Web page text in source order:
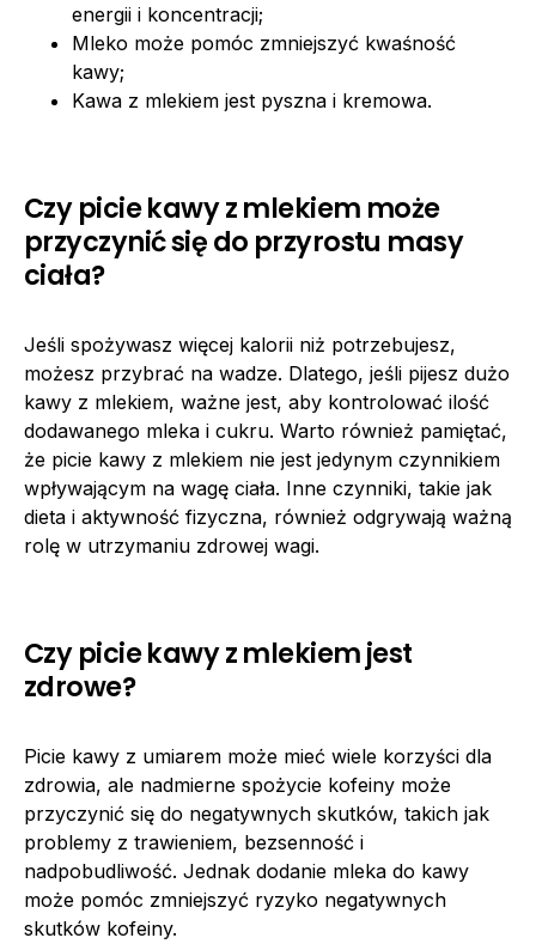
energii i koncentracji;
Mleko może pomóc zmniejszyć kwaśność
kawy;
Kawa z mlekiem jest pyszna i kremowa.
Czy picie kawy z mlekiem może
przyczynić się do przyrostu masy
ciała?
Jeśli spożywasz więcej kalorii niż potrzebujesz,
możesz przybrać na wadze. Dlatego, jeśli pijesz dużo
kawy z mlekiem, ważne jest, aby kontrolować ilość
dodawanego mleka i cukru. Warto również pamiętać,
że picie kawy z mlekiem nie jest jedynym czynnikiem
wpływającym na wagę ciała. Inne czynniki, takie jak
dieta i aktywność fizyczna, również odgrywają ważną
rolę w utrzymaniu zdrowej wagi.
Czy picie kawy z mlekiem jest
zdrowe?
Picie kawy z umiarem może mieć wiele korzyści dla
zdrowia, ale nadmierne spożycie kofeiny może
przyczynić się do negatywnych skutków, takich jak
problemy z trawieniem, bezsenność i
nadpobudliwość. Jednak dodanie mleka do kawy
może pomóc zmniejszyć ryzyko negatywnych
skutków kofeiny.